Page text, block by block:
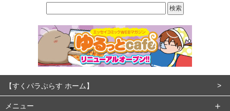
メニュー
【すくパラぷらす ホーム】